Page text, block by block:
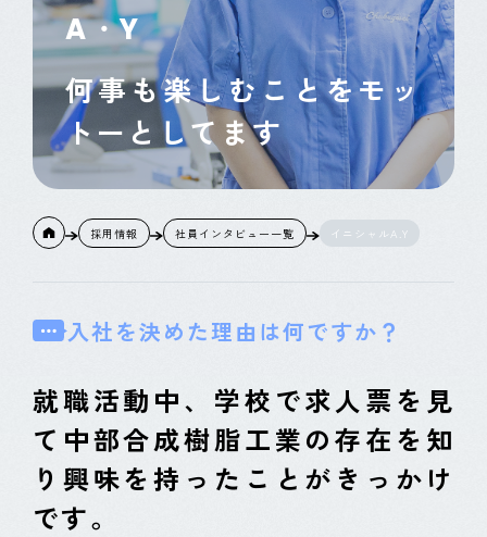
A・Y
何事も楽しむことをモッ
トーとしてます
採用情報 社員インタビュー一覧 イニシャルA.Y
入社を決めた理由は何ですか？
就職活動中、学校で求人票を見
て中部合成樹脂工業の存在を知
り興味を持ったことがきっかけ
です。